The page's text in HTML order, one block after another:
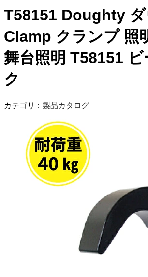
T58151 Doughty ダ
Clamp クランプ 照
舞台照明 T58151 ビ
ク
カテゴリ： 製品カタログ